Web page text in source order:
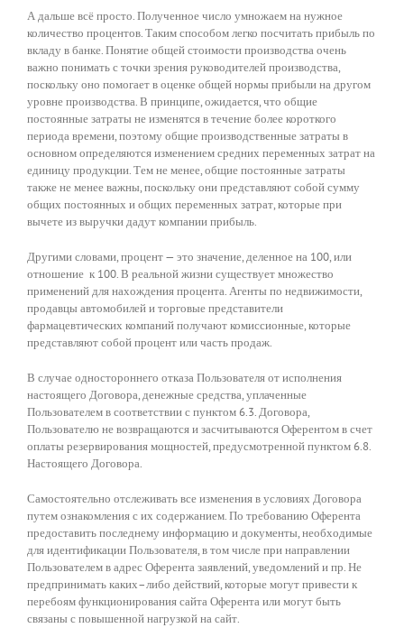
А дальше всё просто. Полученное число умножаем на нужное
количество процентов. Таким способом легко посчитать прибыль по
вкладу в банке. Понятие общей стоимости производства очень
важно понимать с точки зрения руководителей производства,
поскольку оно помогает в оценке общей нормы прибыли на другом
уровне производства. В принципе, ожидается, что общие
постоянные затраты не изменятся в течение более короткого
периода времени, поэтому общие производственные затраты в
основном определяются изменением средних переменных затрат на
единицу продукции. Тем не менее, общие постоянные затраты
также не менее важны, поскольку они представляют собой сумму
общих постоянных и общих переменных затрат, которые при
вычете из выручки дадут компании прибыль.
Другими словами, процент — это значение, деленное на 100, или
отношение к 100. В реальной жизни существует множество
применений для нахождения процента. Агенты по недвижимости,
продавцы автомобилей и торговые представители
фармацевтических компаний получают комиссионные, которые
представляют собой процент или часть продаж.
В случае одностороннего отказа Пользователя от исполнения
настоящего Договора, денежные средства, уплаченные
Пользователем в соответствии с пунктом 6.3. Договора,
Пользователю не возвращаются и засчитываются Оферентом в счет
оплаты резервирования мощностей, предусмотренной пунктом 6.8.
Настоящего Договора.
Самостоятельно отслеживать все изменения в условиях Договора
путем ознакомления с их содержанием. По требованию Оферента
предоставить последнему информацию и документы, необходимые
для идентификации Пользователя, в том числе при направлении
Пользователем в адрес Оферента заявлений, уведомлений и пр. Не
предпринимать каких–либо действий, которые могут привести к
перебоям функционирования сайта Оферента или могут быть
связаны с повышенной нагрузкой на сайт.